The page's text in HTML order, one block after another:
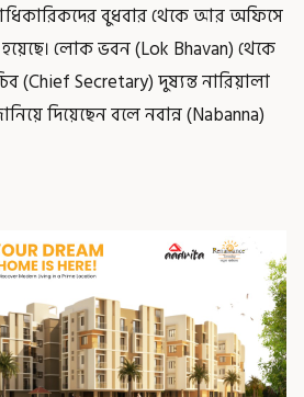
বুধবার থেকে আর অফিসে
লোক ভবন (Lok Bhavan) থেকে
(Chief Secretary) দুষ্যন্ত নারিয়ালা
দিয়েছেন বলে নবান্ন (Nabanna)